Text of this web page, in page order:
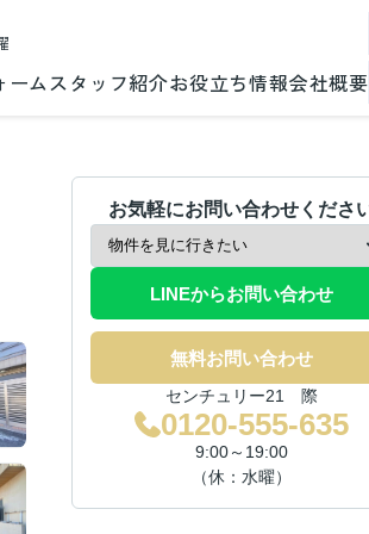
ーム スタッフ紹介お役立ち情報会社概要
お気軽にお問い合わせくださ
LINEからお問い合わせ
無料お問い合わせ
センチュリー21 際
0120-555-635
9:00～19:00
（休：水曜）